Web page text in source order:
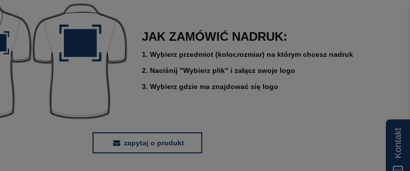
JAK ZAMÓWIĆ NADRUK:
1. Wybierz przedmiot (kolor,rozmiar) na którym chcesz nadruk
2. Naciśnij "Wybierz plik" i załącz swoje logo
3. Wybierz gdzie ma znajdować się logo
zapytaj o produkt Kontakt